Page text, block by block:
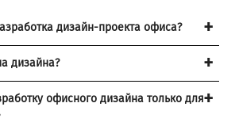
дизайн-проекта офиса?
дизайна?
офисного дизайна только для